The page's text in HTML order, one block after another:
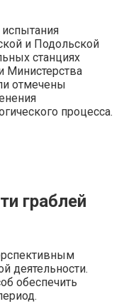
и Подольской
станциях
Министерства
отмечены
процесса.
граблей
деятельности.
обеспечить